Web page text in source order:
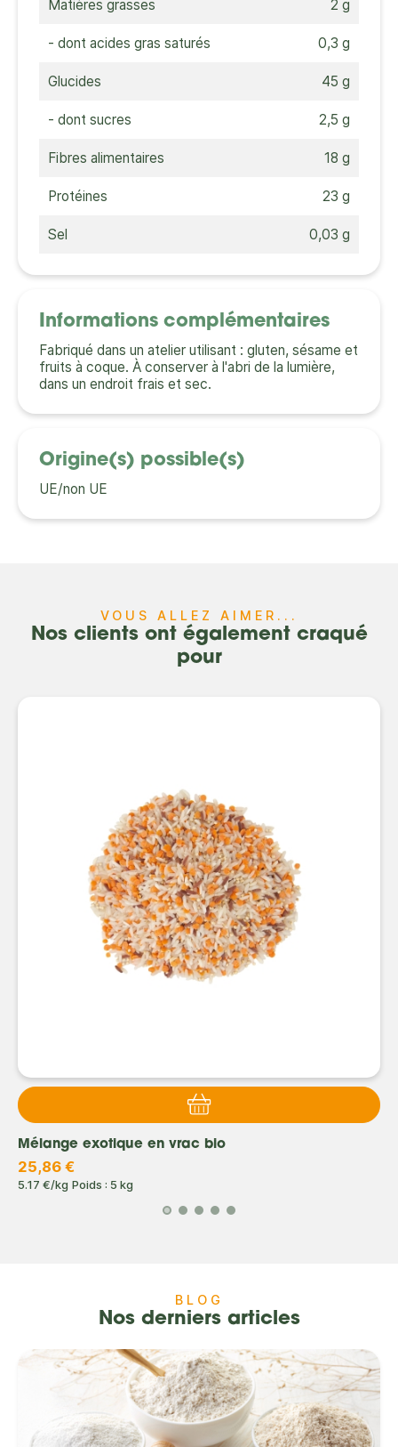
Matières grasses 2 g
- dont acides gras saturés 0,3 g
Glucides 45 g
- dont sucres 2,5 g
Fibres alimentaires 18 g
Protéines 23 g
Sel 0,03 g
Informations complémentaires
Fabriqué dans un atelier utilisant : gluten, sésame et
fruits à coque. À conserver à l'abri de la lumière,
dans un endroit frais et sec.
Origine(s) possible(s)
UE/non UE
VOUS ALLEZ AIMER...
Nos clients ont également craqué
pour
Mélange exotique en vrac bio
25,86 €
5.17 €/kg Poids : 5 kg
BLOG
Nos derniers articles